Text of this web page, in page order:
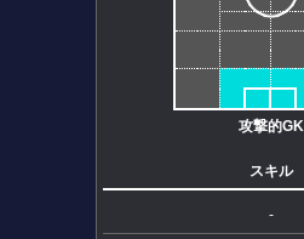
攻撃的GK
スキル
-